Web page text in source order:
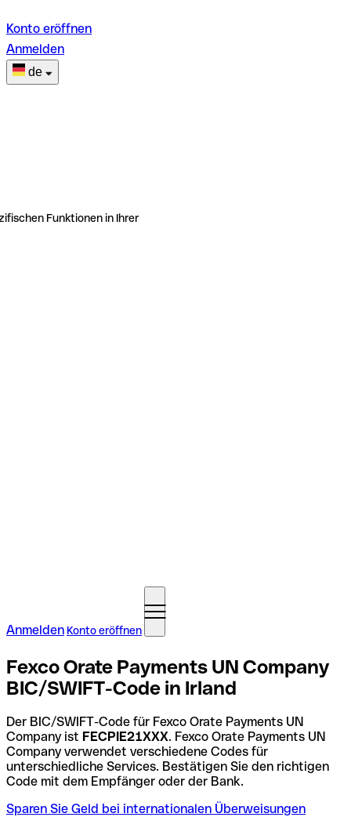
Konto eröffnen
Anmelden
de
Funktionen in Ihrer
Anmelden Konto eröffnen
Fexco Orate Payments UN Company
BIC/SWIFT-Code in Irland
Der BIC/SWIFT-Code für Fexco Orate Payments UN
Company ist FECPIE21XXX. Fexco Orate Payments UN
Company verwendet verschiedene Codes für
unterschiedliche Services. Bestätigen Sie den richtigen
Code mit dem Empfänger oder der Bank.
Sparen Sie Geld bei internationalen Überweisungen